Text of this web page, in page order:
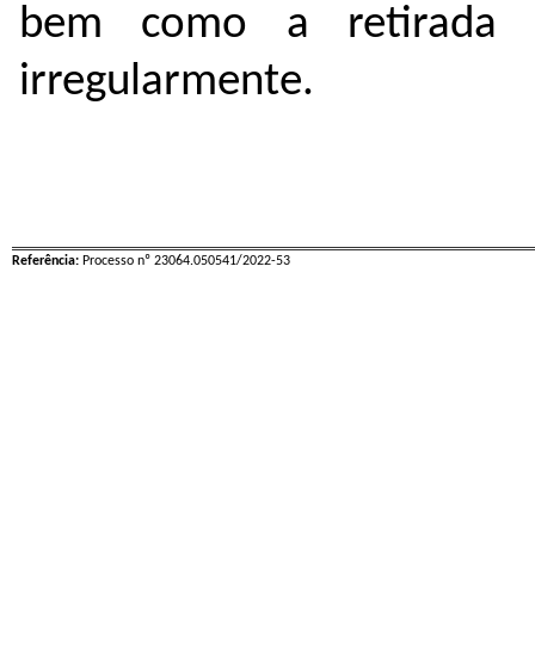
bem como a retirada
irregularmente.
Referência: Processo nº 23064.050541/2022-53